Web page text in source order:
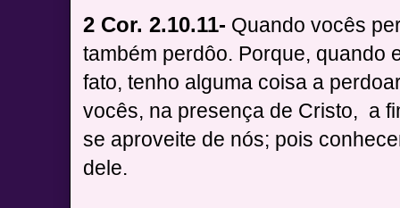
2 Cor. 2.10.11- Quando vocês
também perdôo. Porque, quando
fato, tenho alguma coisa a
vocês, na presença de Cristo, a
se aproveite de nós; pois
dele.